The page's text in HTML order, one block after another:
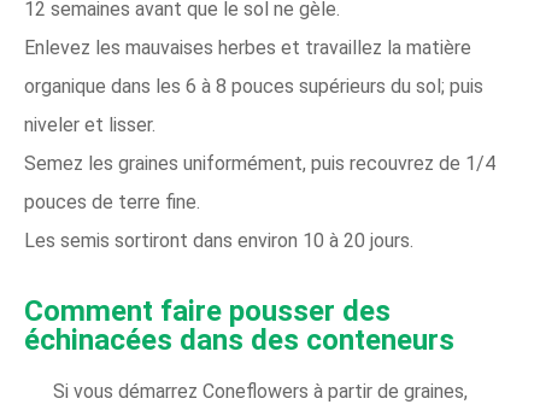
12 semaines avant que le sol ne gèle.
Enlevez les mauvaises herbes et travaillez la matière
organique dans les 6 à 8 pouces supérieurs du sol; puis
niveler et lisser.
Semez les graines uniformément, puis recouvrez de 1/4
pouces de terre fine.
Les semis sortiront dans environ 10 à 20 jours.
Comment faire pousser des
échinacées dans des conteneurs
Si vous démarrez Coneflowers à partir de graines,